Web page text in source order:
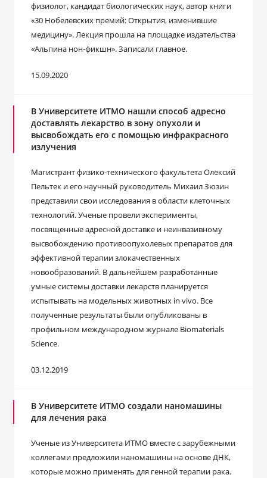
физиолог, кандидат биологических наук, автор книги
«30 Нобелевских премий: Открытия, изменившие
медицину». Лекция прошла на площадке издательства
«Альпина нон-фикшн». Записали главное.
15.09.2020
В Университете ИТМО нашли способ адресно
доставлять лекарство в зону опухоли и
высвобождать его с помощью инфракрасного
излучения
Магистрант физико-технического факультета Олексий
Пельтек и его научный руководитель Михаил Зюзин
представили свои исследования в области клеточных
технологий. Ученые провели эксперименты,
посвященные адресной доставке и неинвазивному
высвобождению противоопухолевых препаратов для
эффективной терапии злокачественных
новообразований. В дальнейшем разработанные
умные системы доставки лекарств планируется
испытывать на модельных животных in vivo. Все
полученные результаты были опубликованы в
профильном международном журнале Biomaterials
Science.
03.12.2019
В Университете ИТМО создали наномашины
для лечения рака
Ученые из Университета ИТМО вместе с зарубежными
коллегами предложили наномашины на основе ДНК,
которые можно применять для генной терапии рака.